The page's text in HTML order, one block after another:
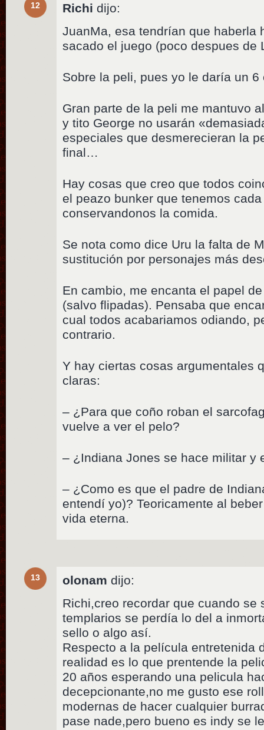
12 Richi dijo:
JuanMa, esa tendrían que haberla
sacado el juego (poco despues de
Sobre la peli, pues yo le daría un 6
Gran parte de la peli me mantuvo
y tito George no usarán
especiales que desmerecieran la
final…
Hay cosas que creo que todos
el peazo bunker que tenemos
conservandonos la comida.
Se nota como dice Uru la falta de
sustitución por personajes más
En cambio, me encanta el papel
(salvo flipadas). Pensaba que
cual todos acabariamos odiando,
contrario.
Y hay ciertas cosas argumentales
claras:
– ¿Para que coño roban el
vuelve a ver el pelo?
– ¿Indiana Jones se hace militar y
– ¿Como es que el padre de
entendí yo)? Teoricamente al
vida eterna.
13 olonam dijo:
Richi,creo recordar que cuando se
templarios se perdía lo del a
sello o algo así.
Respecto a la película entretenida
realidad es lo que prentende la
20 años esperando una pelicula
decepcionante,no me gusto ese
modernas de hacer cualquier
pase nade,pero bueno es indy se